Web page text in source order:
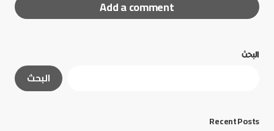
Add a comment
الحقول الإلزامية
البحث
البحث
Recent Posts